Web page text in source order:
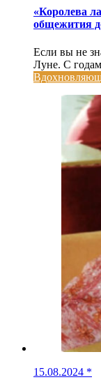
«Королева
общежития
Если вы не
Луне. С
15.08.2024 *